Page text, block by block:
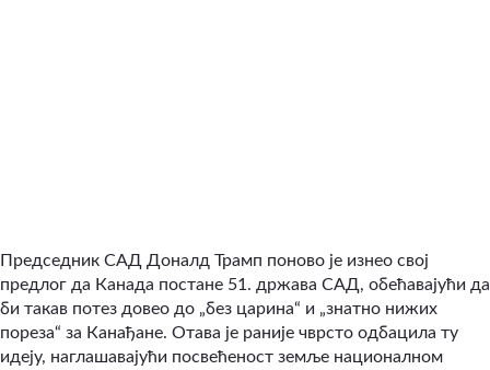
Председник САД Доналд Трамп поново је изнео свој
предлог да Канада постане 51. држава САД, обећавајући да
би такав потез довео до „без царина“ и „знатно нижих
пореза“ за Канађане. Отава је раније чврсто одбацила ту
идеју, наглашавајући посвећеност земље националном